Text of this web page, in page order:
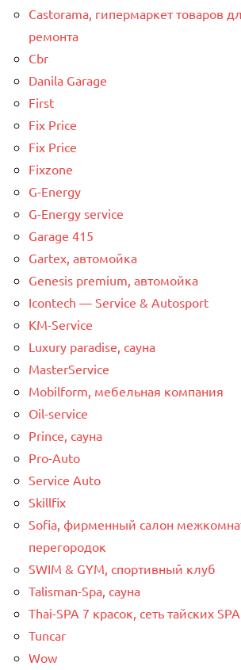
Castorama, гипермаркет товаров
ремонта
Cbr
Danila Garage
First
Fix Price
Fix Price
Fixzone
G-Energy
G-Energy service
Garage 415
Gartex, автомойка
Genesis premium, автомойка
Icontech — Service & Autosport
KM-Service
Luxury paradise, сауна
MasterService
Mobilform, мебельная компания
Oil-service
Prince, сауна
Pro-Auto
Service Auto
Skillfix
Sofia, фирменный салон
перегородок
SWIM & GYM, спортивный клуб
Talisman-Spa, сауна
Thai-SPA 7 красок, сеть тайских
Tuncar
Wow